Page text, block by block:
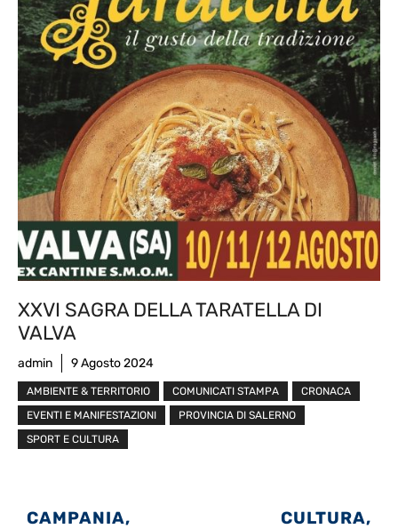
XXVI SAGRA DELLA TARATELLA DI
VALVA
admin 9 Agosto 2024
AMBIENTE & TERRITORIO COMUNICATI STAMPA
CRONACA
EVENTI E MANIFESTAZIONI
PROVINCIA DI SALERNO
SPORT E CULTURA
CAMPANIA, CULTURA,